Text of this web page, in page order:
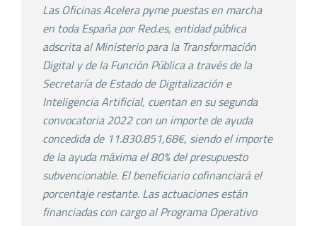
Las Oficinas Acelera pyme puestas en marcha
en toda España por Red.es, entidad pública
adscrita al Ministerio para la Transformación
Digital y de la Función Pública a través de la
Secretaría de Estado de Digitalización e
Inteligencia Artificial, cuentan en su segunda
convocatoria 2022 con un importe de ayuda
concedida de 11.830.851,68€, siendo el importe
de la ayuda máxima el 80% del presupuesto
subvencionable. El beneficiario cofinanciará el
porcentaje restante. Las actuaciones están
financiadas con cargo al Programa Operativo